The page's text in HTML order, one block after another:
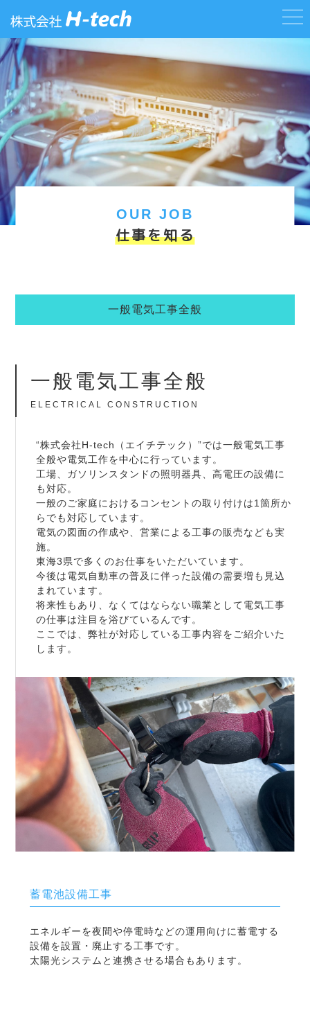
OUR JOB
仕事を知る
一般電気工事全般
一般電気工事全般
ELECTRICAL CONSTRUCTION
“株式会社H-tech（エイチテック）”では一般電気工事
全般や電気工作を中心に行っています。
工場、ガソリンスタンドの照明器具、高電圧の設備に
も対応。
一般のご家庭におけるコンセントの取り付けは1箇所か
らでも対応しています。
電気の図面の作成や、営業による工事の販売なども実
施。
東海3県で多くのお仕事をいただいています。
今後は電気自動車の普及に伴った設備の需要増も見込
まれています。
将来性もあり、なくてはならない職業として電気工事
の仕事は注目を浴びているんです。
ここでは、弊社が対応している工事内容をご紹介いた
します。
蓄電池設備工事
エネルギーを夜間や停電時などの運用向けに蓄電する
設備を設置・廃止する工事です。
太陽光システムと連携させる場合もあります。